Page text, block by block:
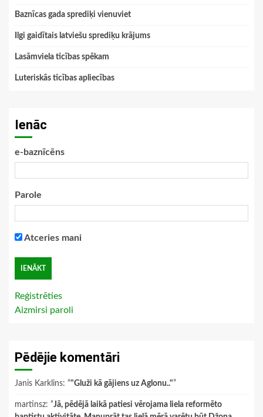
Baznīcas gada sprediķi vienuviet
Ilgi gaidītais latviešu sprediķu krājums
Lasāmviela ticības spēkam
Luteriskās ticības apliecības
Ienāc
e-baznīcēns
Parole
Atceries mani
Reģistrēties
Aizmirsi paroli
Pēdējie komentāri
Janis Karklins: “"Gluži kā gājiens uz Aglonu.."”
martinsz: “Jā, pēdējā laikā patiesi vērojama liela reformēto